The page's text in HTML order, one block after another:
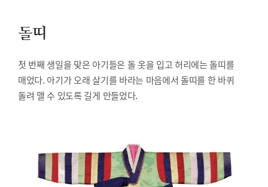
돌띠
첫 번째 생일을 맞은 아기들은 돌 옷을 입고 허리에는 돌띠를
매었다. 아기가 오래 살기를 바라는 마음에서 돌띠를 한 바퀴
돌려 맬 수 있도록 길게 만들었다.